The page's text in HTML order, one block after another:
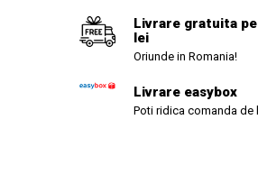
Livrare gratuita
lei
Oriunde in Romania!
Livrare easybox
Poti ridica comanda de